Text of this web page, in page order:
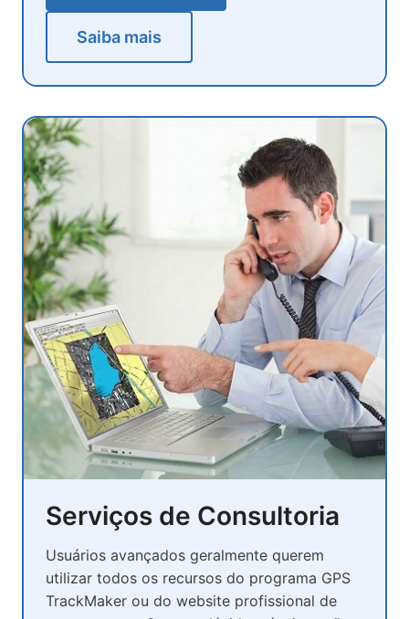
Saiba mais
Serviços de Consultoria
Usuários avançados geralmente querem
utilizar todos os recursos do programa GPS
TrackMaker ou do website profissional de